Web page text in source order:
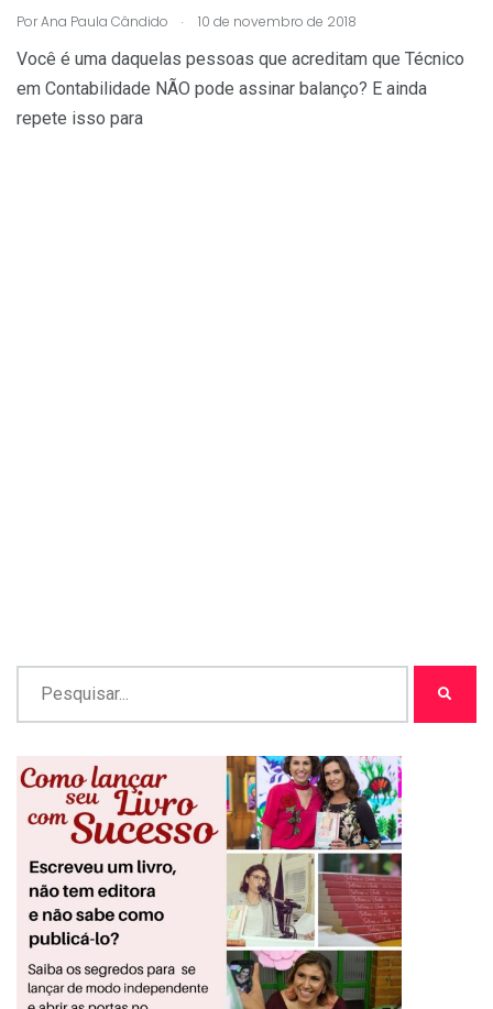
PorAna Paula Cândido . 10 de novembro de 2018
Você é uma daquelas pessoas que acreditam que Técnico
em Contabilidade NÃO pode assinar balanço? E ainda
repete isso para